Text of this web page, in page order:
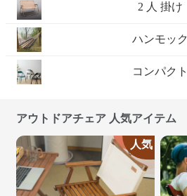
2 人 掛け
ハンモック
コンパクト
アウトドアチェア 人気アイテム
人気